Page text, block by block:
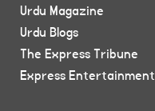
Urdu Magazine
Urdu Blogs
The Express Tribune
Express Entertainment